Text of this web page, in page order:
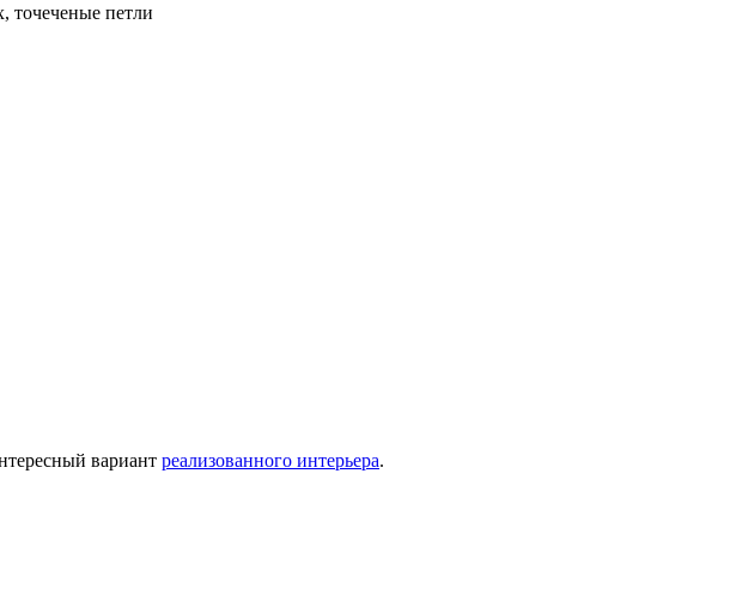
точеченые петли
вариант реализованного интерьера.